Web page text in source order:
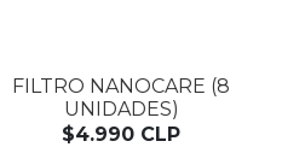
FILTRO NANOCARE (8
UNIDADES)
$4.990 CLP